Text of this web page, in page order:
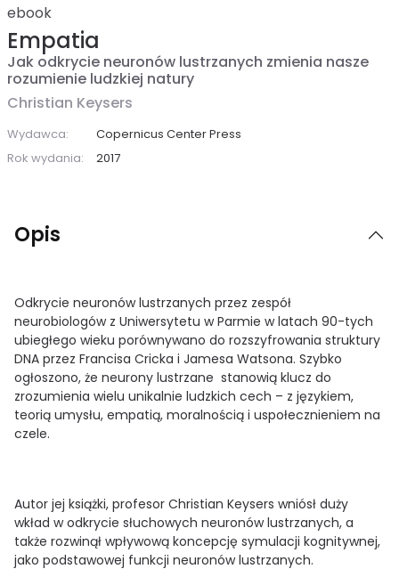
ebook
Empatia
Jak odkrycie neuronów lustrzanych zmienia nasze
rozumienie ludzkiej natury
Christian Keysers
Wydawca:
Copernicus Center Press
Rok wydania:
2017
Opis
Odkrycie neuronów lustrzanych przez zespół
neurobiologów z Uniwersytetu w Parmie w latach 90-tych
ubiegłego wieku porównywano do rozszyfrowania struktury
DNA przez Francisa Cricka i Jamesa Watsona. Szybko
ogłoszono, że neurony lustrzane stanowią klucz do
zrozumienia wielu unikalnie ludzkich cech – z językiem,
teorią umysłu, empatią, moralnością i uspołecznieniem na
czele.
Autor jej książki, profesor Christian Keysers wniósł duży
wkład w odkrycie słuchowych neuronów lustrzanych, a
także rozwinął wpływową koncepcję symulacji kognitywnej,
jako podstawowej funkcji neuronów lustrzanych.